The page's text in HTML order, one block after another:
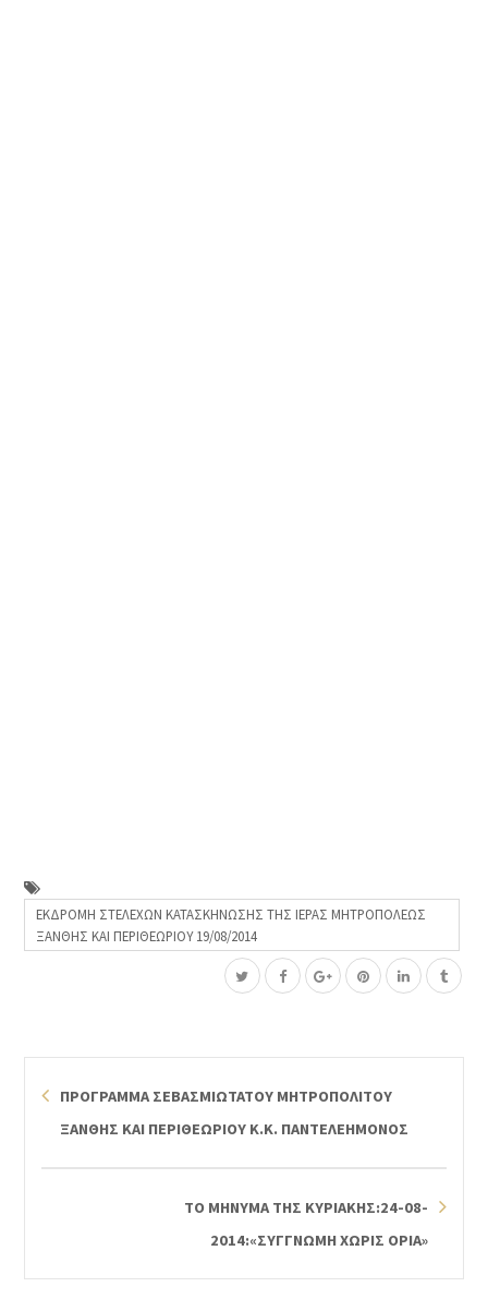
ΕΚΔΡΟΜΗ ΣΤΕΛΕΧΩΝ ΚΑΤΑΣΚΗΝΩΣΗΣ ΤΗΣ ΙΕΡΑΣ ΜΗΤΡΟΠΟΛΕΩΣ
ΞΑΝΘΗΣ ΚΑΙ ΠΕΡΙΘΕΩΡΙΟΥ 19/08/2014
ΠΡΟΓΡΑΜΜΑ ΣΕΒΑΣΜΙΩΤΑΤΟΥ ΜΗΤΡΟΠΟΛΙΤΟΥ
ΞΑΝΘΗΣ ΚΑΙ ΠΕΡΙΘΕΩΡΙΟΥ Κ.Κ. ΠΑΝΤΕΛΕΗΜΟΝΟΣ
ΤΟ ΜΗΝΥΜΑ ΤΗΣ ΚΥΡΙΑΚΗΣ:24-08-
2014:«ΣΥΓΓΝΩΜΗ ΧΩΡΙΣ ΟΡΙΑ»